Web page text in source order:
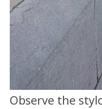
Observe the